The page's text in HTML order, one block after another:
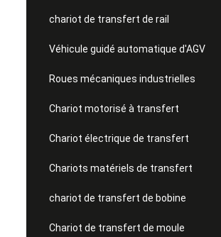
chariot de transfert de rail
Véhicule guidé automatique d'AGV
Roues mécaniques industrielles
Chariot motorisé à transfert
Chariot électrique de transfert
Chariots matériels de transfert
chariot de transfert de bobine
Chariot de transfert de moule